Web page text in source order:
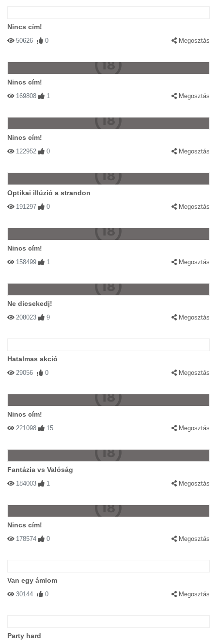
Nincs cím!
50626 0 Megosztás
Nincs cím!
169808 1 Megosztás
Nincs cím!
122952 0 Megosztás
Optikai illúzió a strandon
191297 0 Megosztás
Nincs cím!
158499 1 Megosztás
Ne dicsekedj!
208023 9 Megosztás
Hatalmas akció
29056 0 Megosztás
Nincs cím!
221098 15 Megosztás
Fantázia vs Valóság
184003 1 Megosztás
Nincs cím!
178574 0 Megosztás
Van egy ámlom
30144 0 Megosztás
Party hard